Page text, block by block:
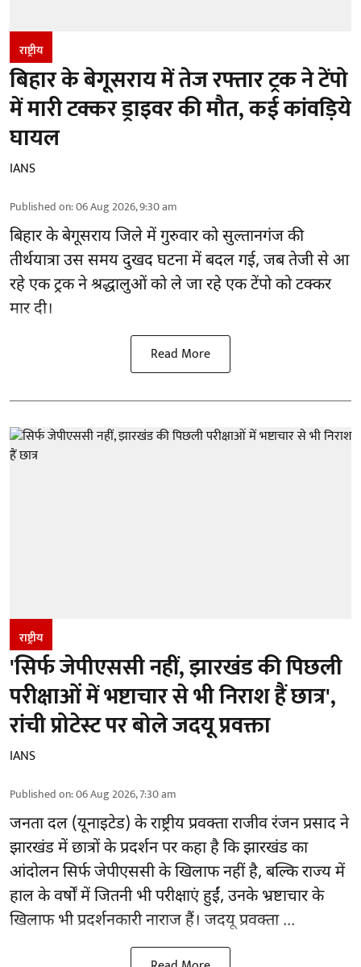
राष्ट्रीय
बिहार के बेगूसराय में तेज रफ्तार ट्रक ने टेंपो
में मारी टक्कर ड्राइवर की मौत, कई कांवड़िये
घायल
IANS
Published on:06 Aug 2026, 9:30 am
बिहारके बेगूसराय जिले में गुरुवार को सुल्तानगंज की
तीर्थयात्रा उस समय दुखद घटना में बदल गई, जब तेजी से आ
रहे एक ट्रक ने श्रद्धालुओं को ले जा रहे एक टेंपो को टक्कर
मार दी।
Read More
राष्ट्रीय
'सिर्फ जेपीएससी नहीं, झारखंड की पिछली
परीक्षाओं में भष्टाचार से भी निराश हैं छात्र',
रांची प्रोटेस्ट पर बोले जदयू प्रवक्ता
IANS
Published on:06 Aug 2026, 7:30 am
जनता दल (यूनाइटेड) के राष्ट्रीय प्रवक्ता राजीव रंजन प्रसाद ने
झारखंड में छात्रों के प्रदर्शन पर कहा है कि झारखंड का
आंदोलन सिर्फजेपीएससीके खिलाफ नहीं है, बल्कि राज्य में
हाल के वर्षों में जितनी भी परीक्षाएं हुईं, उनके भ्रष्टाचार के
खिलाफ भी प्रदर्शनकारी नाराज हैं। जदयू प्रवक्ता ...